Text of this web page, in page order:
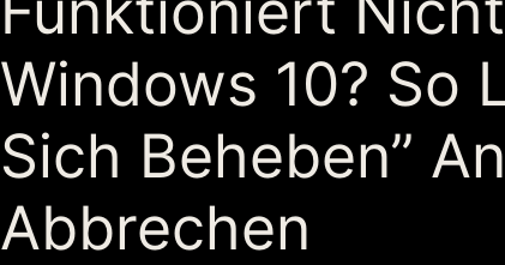
Windows 10? So
Sich Beheben”
Abbrechen